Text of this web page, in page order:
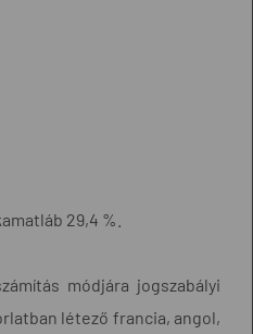
29,4 %.
módjára jogszabályi
létező francia, angol,